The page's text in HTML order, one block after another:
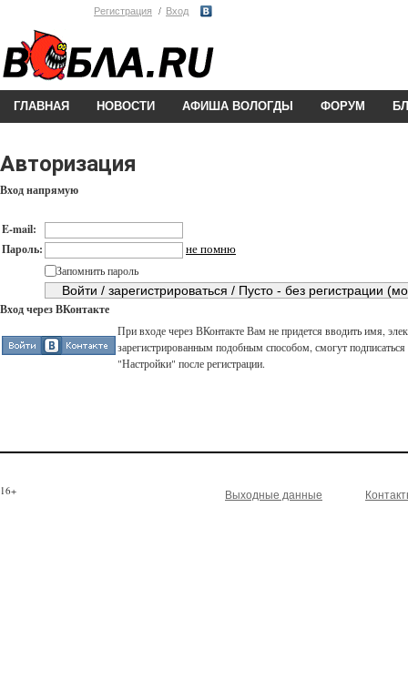
Регистрация Вход
ГЛАВНАЯ НОВОСТИ АФИША ВОЛОГДЫ ФОРУМ
Авторизация
Вход напрямую
E-mail:
Пароль:
не помню
Запомнить пароль
Вход через ВКонтакте
При входе через ВКонтакте Вам не придется вводить имя,
зарегистрированным подобным способом, смогут
"Настройки" после регистрации.
16+ Выходные данные